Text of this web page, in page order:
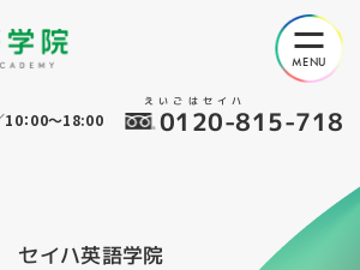
えいごはセイハ
0120-815-718
：00～18:00
セイハ英語学院